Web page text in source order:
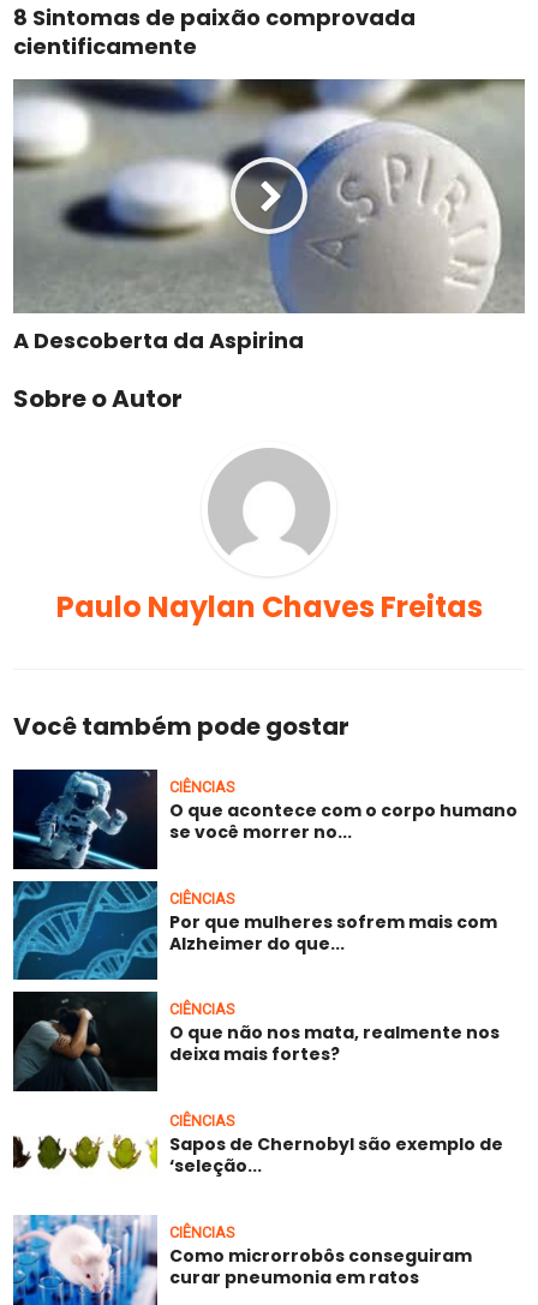
8 Sintomas de paixão comprovada
cientificamente
A Descoberta da Aspirina
Sobre o Autor
Paulo Naylan Chaves Freitas
Você também pode gostar
CIÊNCIAS
O que acontece com o corpo humano
se você morrer no...
CIÊNCIAS
Por que mulheres sofrem mais com
Alzheimer do que...
CIÊNCIAS
O que não nos mata, realmente nos
deixa mais fortes?
CIÊNCIAS
Sapos de Chernobyl são exemplo de
‘seleção...
CIÊNCIAS
Como microrrobôs conseguiram
curar pneumonia em ratos